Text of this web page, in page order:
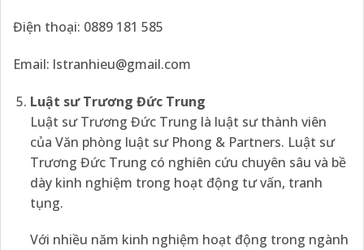
Điện thoại: 0889 181 585
Email: lstranhieu@gmail.com
Luật sư Trương Đức Trung
Luật sư Trương Đức Trung là luật sư thành viên
của Văn phòng luật sư Phong & Partners. Luật sư
Trương Đức Trung có nghiên cứu chuyên sâu và bề
dày kinh nghiệm trong hoạt động tư vấn, tranh
tụng.
Với nhiều năm kinh nghiệm hoạt động trong ngành